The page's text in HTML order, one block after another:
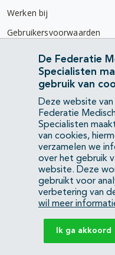
Werken bij
Gebruikersvoorwaarden
Privacyverklaring
Contact
Mercatorlaan 1200
3528 BL Utrecht
(088) 505 34 34
YouTubeLinkedIn
KvK Federatie Medisch
Privacyverklaring
De Federatie
Specialisten
gebruik van
Deze website van
Federatie Medisch
Specialisten
van cookies,
verzamelen we
over het gebruik
website. Deze
gebruikt voor
verbetering van
wil meer
Ik ga akkoord